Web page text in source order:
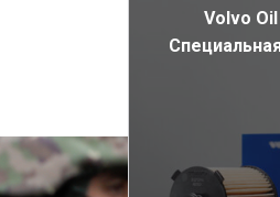
Volvo